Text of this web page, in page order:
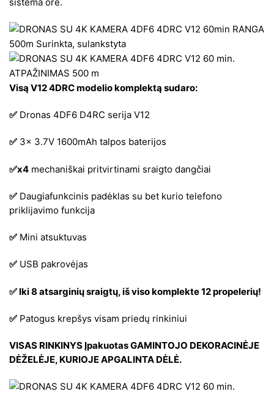
Visą V12 4DRC modelio komplektą sudaro:
✅ Dronas 4DF6 D4RC serija V12
✅ 3x 3.7V 1600mAh talpos baterijos
✅x4 mechaniškai pritvirtinami sraigto dangčiai
✅ Daugiafunkcinis padėklas su bet kurio telefono
priklijavimo funkcija
✅ Mini atsuktuvas
✅ USB pakrovėjas
✅ Iki 8 atsarginių sraigtų, iš viso komplekte 12 propelerių!
✅ Patogus krepšys visam priedų rinkiniui
VISAS RINKINYS Įpakuotas GAMINTOJO DEKORACINĖJE
DĖŽELĖJE, KURIOJE APGALINTA DĖLĖ.